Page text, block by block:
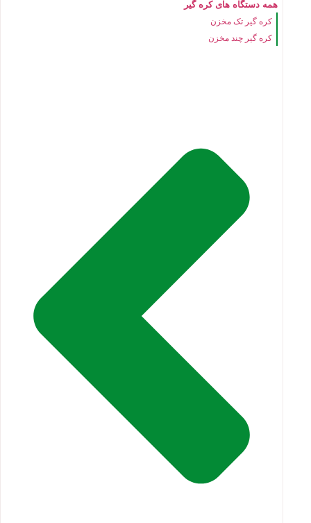
همه دستگاه های کره گیر
کره گیر تک مخزن
کره گیر چند مخزن